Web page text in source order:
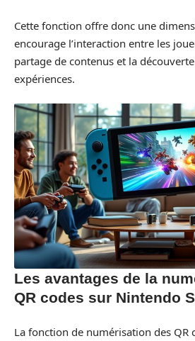
Cette fonction offre donc une
encourage l’interaction entre les
partage de contenus et la
expériences.
Les avantages de la
QR codes sur Nintendo
La fonction de numérisation des QR